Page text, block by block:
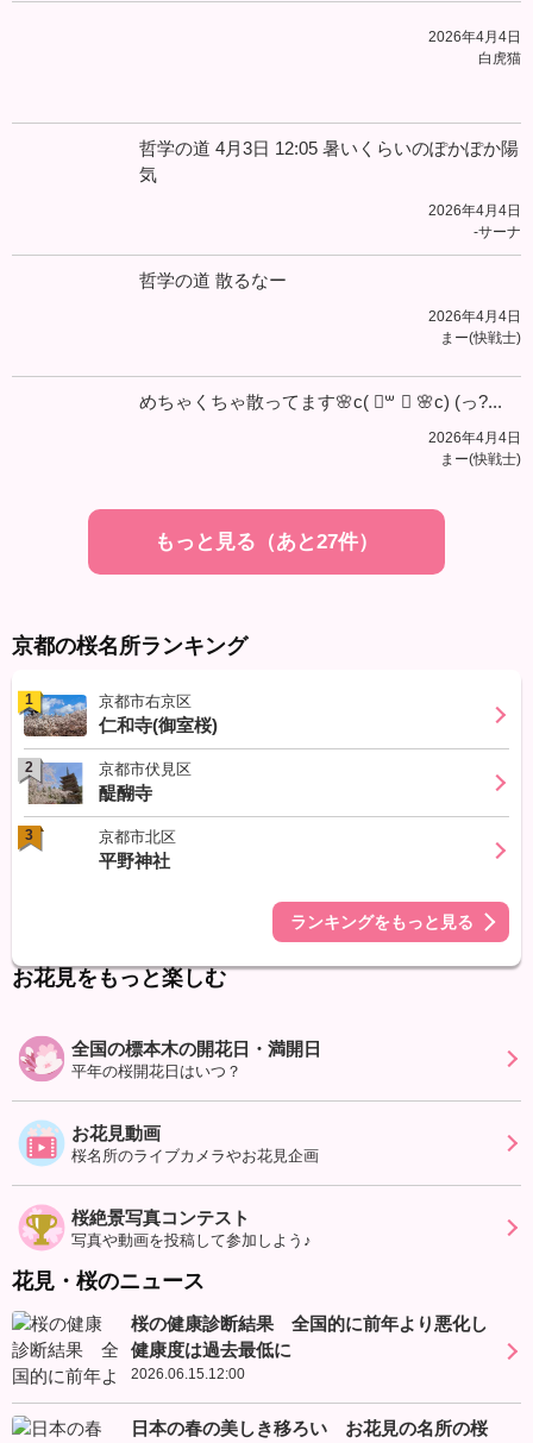
2026年4月4日
白虎猫
哲学の道 4月3日 12:05 暑いくらいのぽかぽか陽
気
2026年4月4日
-サーナ
哲学の道 散るなー
2026年4月4日
まー(快戦士)
めちゃくちゃ散ってます🌸c( ॑꒳ ॑ 🌸c) (っ?...
2026年4月4日
まー(快戦士)
もっと見る（あと27件）
京都の桜名所ランキング
1 京都市右京区
仁和寺(御室桜)
2 京都市伏見区
醍醐寺
3 京都市北区
平野神社
ランキングをもっと見る
お花見をもっと楽しむ
全国の標本木の開花日・満開日
平年の桜開花日はいつ？
お花見動画
桜名所のライブカメラやお花見企画
桜絶景写真コンテスト
写真や動画を投稿して参加しよう♪
花見・桜のニュース
桜の健康診断結果 全国的に前年より悪化し
健康度は過去最低に
2026.06.15.12:00
日本の春の美しき移ろい お花見の名所の桜